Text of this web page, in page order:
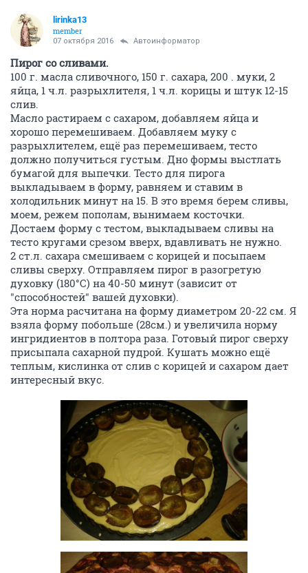
lirinka13
member
07 октября 2016 Автоинформатор
Пирог со сливами.
100 г. масла сливочного, 150 г. сахара, 200 . муки, 2
яйца, 1 ч.л. разрыхлителя, 1 ч.л. корицы и штук 12-15
слив.
Масло растираем с сахаром, добавляем яйца и
хорошо перемешиваем. Добавляем муку с
разрыхлителем, ещё раз перемешиваем, тесто
должно получиться густым. Дно формы выстлать
бумагой для выпечки. Тесто для пирога
выкладываем в форму, равняем и ставим в
холодильник минут на 15. В это время берем сливы,
моем, режем пополам, вынимаем косточки.
Достаем форму с тестом, выкладываем сливы на
тесто кругами срезом вверх, вдавливать не нужно.
2 ст.л. сахара смешиваем с корицей и посыпаем
сливы сверху. Отправляем пирог в разогретую
духовку (180°С) на 40-50 минут (зависит от
"способностей" вашей духовки).
Эта норма расчитана на форму диаметром 20-22 см. Я
взяла форму побольше (28см.) и увеличила норму
ингридиентов в полтора раза. Готовый пирог сверху
присыпала сахарной пудрой. Кушать можно ещё
теплым, кислинка от слив с корицей и сахаром дает
интересный вкус.